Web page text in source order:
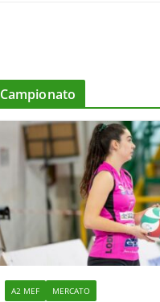
Campionato
A2 MEF MERCATO